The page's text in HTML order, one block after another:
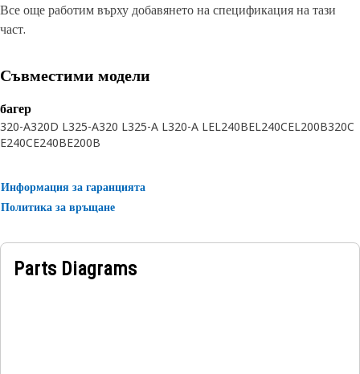
Все още работим върху добавянето на спецификация на тази
част.
Съвместими модели
багер
320-A320D L325-A320 L325-A L320-A LEL240BEL240CEL200B320C
E240CE240BE200B
Информация за гаранцията
Политика за връщане
Parts Diagrams